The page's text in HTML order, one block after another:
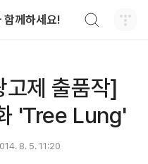
께하세요!
제 출품작]
'Tree Lung'
8. 5. 11:20